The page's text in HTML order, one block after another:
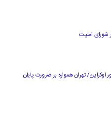
شورای امنیت
اوکراین/ تهران همواره بر ضرورت پایان